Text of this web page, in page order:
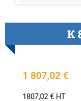
K
1 807,02 €
1807,02 € HT